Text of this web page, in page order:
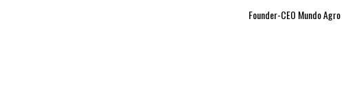
Founder-CEO Mundo Agro